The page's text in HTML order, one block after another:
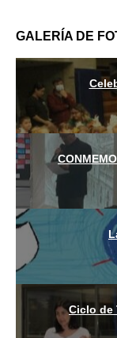
GALERÍA DE
Ciclo de